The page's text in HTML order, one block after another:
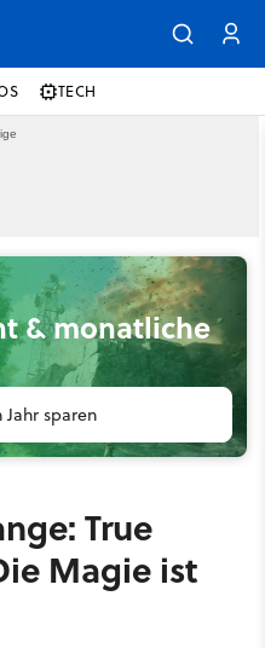
TECH
& monatliche
Jahr sparen
True
Magie ist